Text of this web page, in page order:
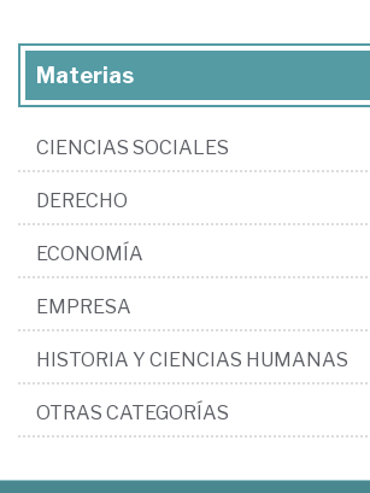
Materias
CIENCIAS SOCIALES
DERECHO
ECONOMÍA
EMPRESA
HISTORIA Y CIENCIAS HUMANAS
OTRAS CATEGORÍAS